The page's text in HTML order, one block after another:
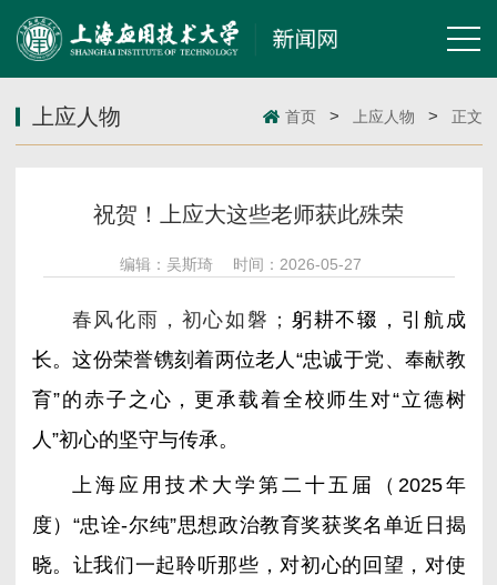
上应人物 首页> 上应人物 > 正文
祝贺！上应大这些老师获此殊荣
编辑：吴斯琦 时间：2026-05-27
春风化雨，初心如磐； 躬耕不辍，引航成
长。这份荣誉镌刻着两位老人“忠诚于党、奉献教
育”的赤子之心，更承载着全校师生对“立德树
人”初心的坚守与传承。
上海应用技术大学 第二十五届（2025年
度） “忠诠-尔纯”思想政治教育奖获奖名单近日揭
晓。 让我们一起聆听那些，对初心的回望，对使